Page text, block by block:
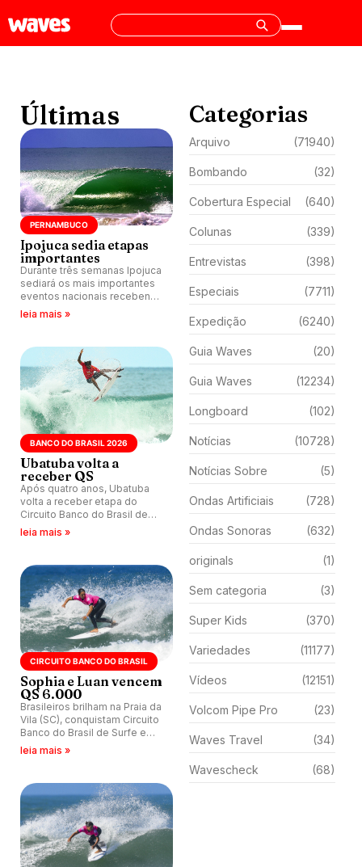
Últimas
PERNAMBUCO
Ipojuca sedia etapas
importantes
Durante três semanas Ipojuca
sediará os mais importantes
eventos nacionais recebendo
os melhores competidores
leia mais »
BANCO DO BRASIL 2026
Ubatuba volta a
receber QS
Após quatro anos, Ubatuba
volta a receber etapa do
Circuito Banco do Brasil de
Surfe na Praia de Itamambuca.
30 de abril e 3 de maio.
leia mais »
CIRCUITO BANCO DO BRASIL
Sophia e Luan vencem
QS 6.000
Brasileiros brilham na Praia da
Vila (SC), conquistam Circuito
Banco do Brasil de Surfe em
Imbituba e assumem
2027/28.
leia mais »
Categorias
Arquivo (71940)
Bombando (32)
Cobertura Especial (640)
Colunas (339)
Entrevistas (398)
Especiais (7711)
Expedição (6240)
Guia Waves (20)
Guia Waves (12234)
Longboard (102)
Notícias (10728)
Notícias Sobre (5)
Ondas Artificiais (728)
Ondas Sonoras (632)
originals (1)
Sem categoria (3)
Super Kids (370)
Variedades (11177)
Vídeos (12151)
Volcom Pipe Pro (23)
Waves Travel (34)
Wavescheck (68)